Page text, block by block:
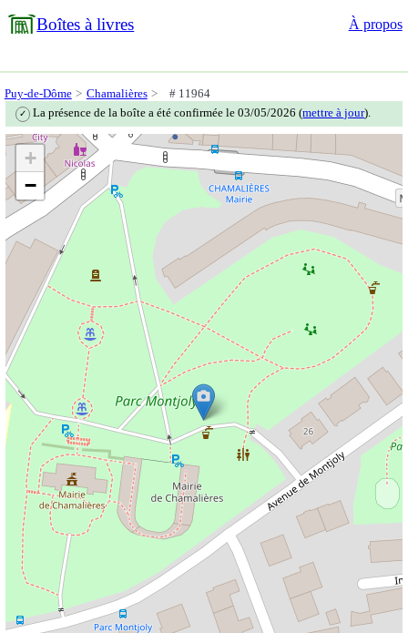
Boîtes à livres À propos
Puy-de-Dôme Chamalières # 11964
✓ La présence de la boîte a été confirmée le 03/05/2026 (mettre à jour).
+
−